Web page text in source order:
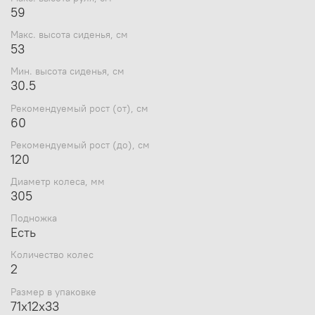
59
Макс. высота сиденья, см
53
Мин. высота сиденья, см
30.5
Рекомендуемый рост (от), см
60
Рекомендуемый рост (до), см
120
Диаметр колеса, мм
305
Подножка
Есть
Количество колес
2
Размер в упаковке
71х12х33